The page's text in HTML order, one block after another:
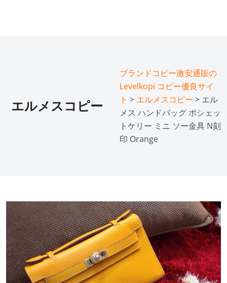
エルメスコピー
ブランドコピー激安通販の
Levelkopi コピー優良サイ
ト > エルメスコピー > エル
メス ハンドバッグ ポシェッ
トケリー ミニ ソー金具 N刻
印 Orange